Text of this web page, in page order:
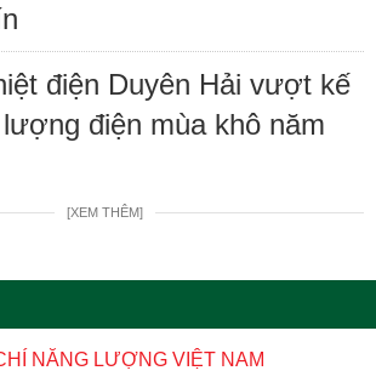
điện Duyên Hải vượt kế
điện mùa khô năm
[XEM THÊM]
NĂNG LƯỢNG VIỆT NAM